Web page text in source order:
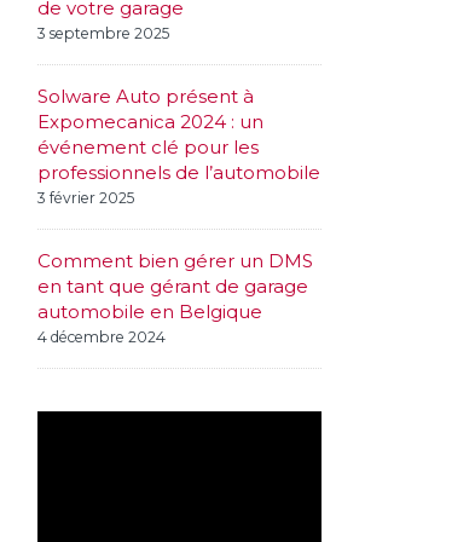
de votre garage
3 septembre 2025
Solware Auto présent à
Expomecanica 2024 : un
événement clé pour les
professionnels de l’automobile
3 février 2025
Comment bien gérer un DMS
en tant que gérant de garage
automobile en Belgique
4 décembre 2024